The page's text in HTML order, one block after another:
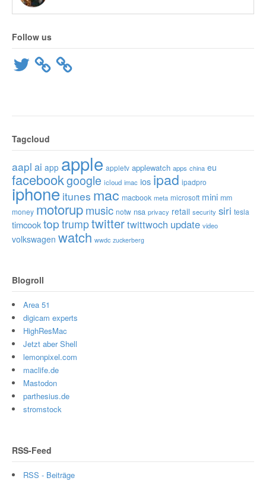
Follow us
Twitter
Tagcloud
aapl ai app apple appletv applewatch apps china eu
facebookgoogle icloud imac ios ipad ipadpro
iphone itunes mac macbook meta microsoft mini mm
money motorupmusic notw nsa privacy retail security siri tesla
timcooktop trumptwittertwittwoch update video
volkswagen watch wwdc zuckerberg
Blogroll
Area 51
digicam experts
HighResMac
Jetzt aber Shell
lemonpixel.com
maclife.de
Mastodon
parthesius.de
stromstock
RSS-Feed
RSS - Beiträge